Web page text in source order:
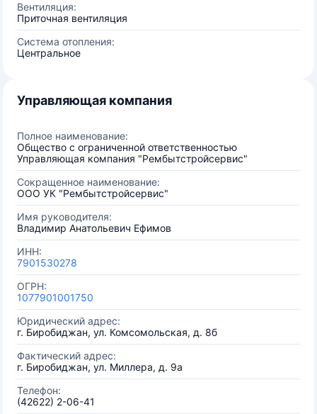
Вентиляция:
Приточная вентиляция
Система отопления:
Центральное
Управляющая компания
Полное наименование:
Общество с ограниченной ответственностью
Управляющая компания "Рембытстройсервис"
Сокращенное наименование:
ООО УК "Рембытстройсервис"
Имя руководителя:
Владимир Анатольевич Ефимов
ИНН:
7901530278
ОГРН:
1077901001750
Юридический адрес:
г. Биробиджан, ул. Комсомольская, д. 8б
Фактический адрес:
г. Биробиджан, ул. Миллера, д. 9а
Телефон:
(42622) 2-06-41